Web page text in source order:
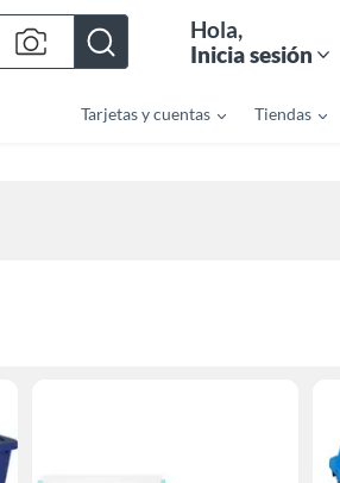
Hola,
Inicia sesión
Tarjetas y cuentas Tiendas